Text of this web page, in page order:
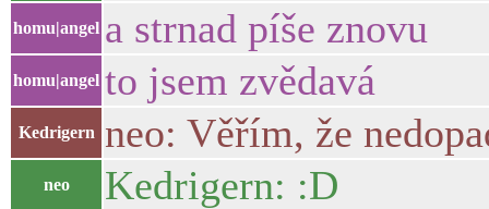
homu|angel a strnad píše znovu
homu|angel to jsem zvědavá
Kedrigern neo: Věřím, že
neo Kedrigern: :D